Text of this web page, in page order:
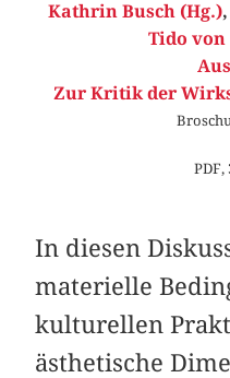
Kathrin Busch (Hg.),
Tido von
Zur Kritik der
PDF,
In diesen
materielle
kulturellen
ästhetische